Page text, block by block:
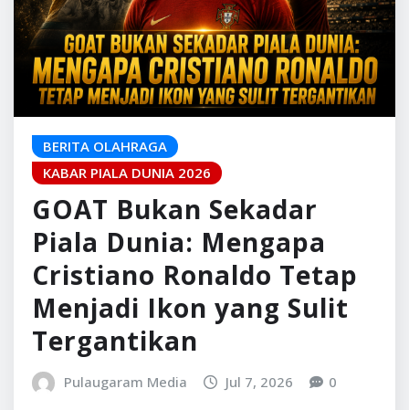
BERITA OLAHRAGA
KABAR PIALA DUNIA 2026
GOAT Bukan Sekadar
Piala Dunia: Mengapa
Cristiano Ronaldo Tetap
Menjadi Ikon yang Sulit
Tergantikan
Pulaugaram Media Jul 7, 2026 0